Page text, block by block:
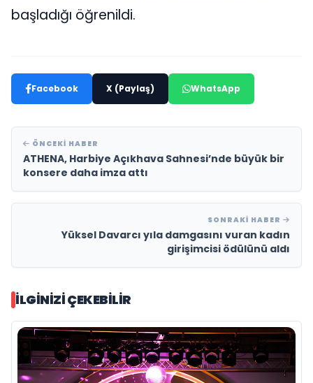
başladığı öğrenildi.
Facebook X (Paylaş) WhatsApp
ÖNCEKI HABER
ATHENA, Harbiye Açıkhava Sahnesi’nde büyük bir
konsere daha imza attı
SONRAKI HABER
Yüksel Davarcı yıla damgasını vuran kadın
girişimcisi ödülünü aldı
İLGINIZI ÇEKEBILIR